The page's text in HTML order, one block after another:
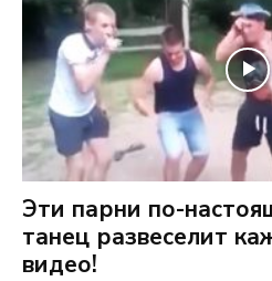
Эти парни по-
танец развеселит
видео!